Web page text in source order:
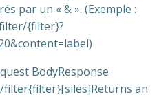
par un « & ». (Exemple :
{filter}?
BodyResponse
filter{filter}[siles]Returns an